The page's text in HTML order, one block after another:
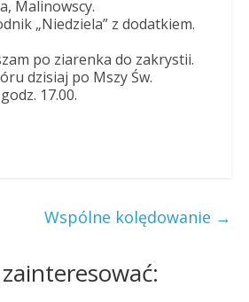
Malinowscy.
„Niedziela” z dodatkiem.
po ziarenka do zakrystii.
dzisiaj po Mszy Św.
17.00.
Wspólne kolędowanie →